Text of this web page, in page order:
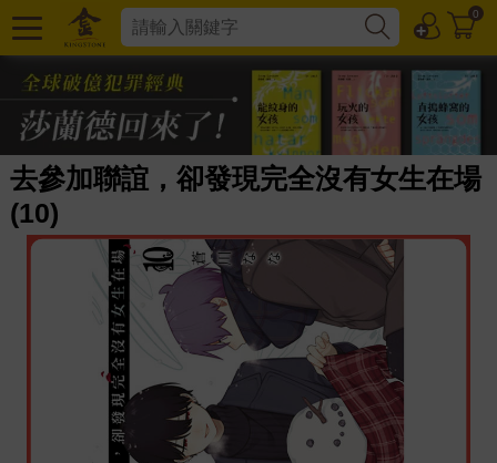
0
去參加聯誼，卻發現完全沒有女生在場
(10)